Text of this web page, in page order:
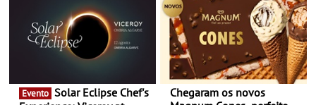
conceito gastronómico
itinerante que percorre
Portugal
experiências
Evento
Chegaram os novos